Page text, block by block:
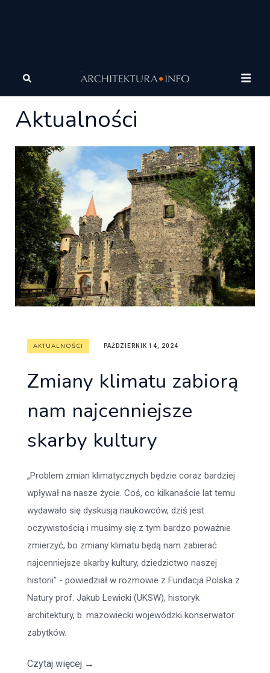
Architektura Wiadomości Aktualności
Aktualności
AKTUALNOŚCI PAŹDZIERNIK 14, 2024
Zmiany klimatu zabiorą
nam najcenniejsze
skarby kultury
„Problem zmian klimatycznych będzie coraz bardziej
wpływał na nasze życie. Coś, co kilkanaście lat temu
wydawało się dyskusją naukowców, dziś jest
oczywistością i musimy się z tym bardzo poważnie
zmierzyć, bo zmiany klimatu będą nam zabierać
najcenniejsze skarby kultury, dziedzictwo naszej
historii” - powiedział w rozmowie z Fundacja Polska z
Natury prof. Jakub Lewicki (UKSW), historyk
architektury, b. mazowiecki wojewódzki konserwator
zabytków.
Czytaj więcej →